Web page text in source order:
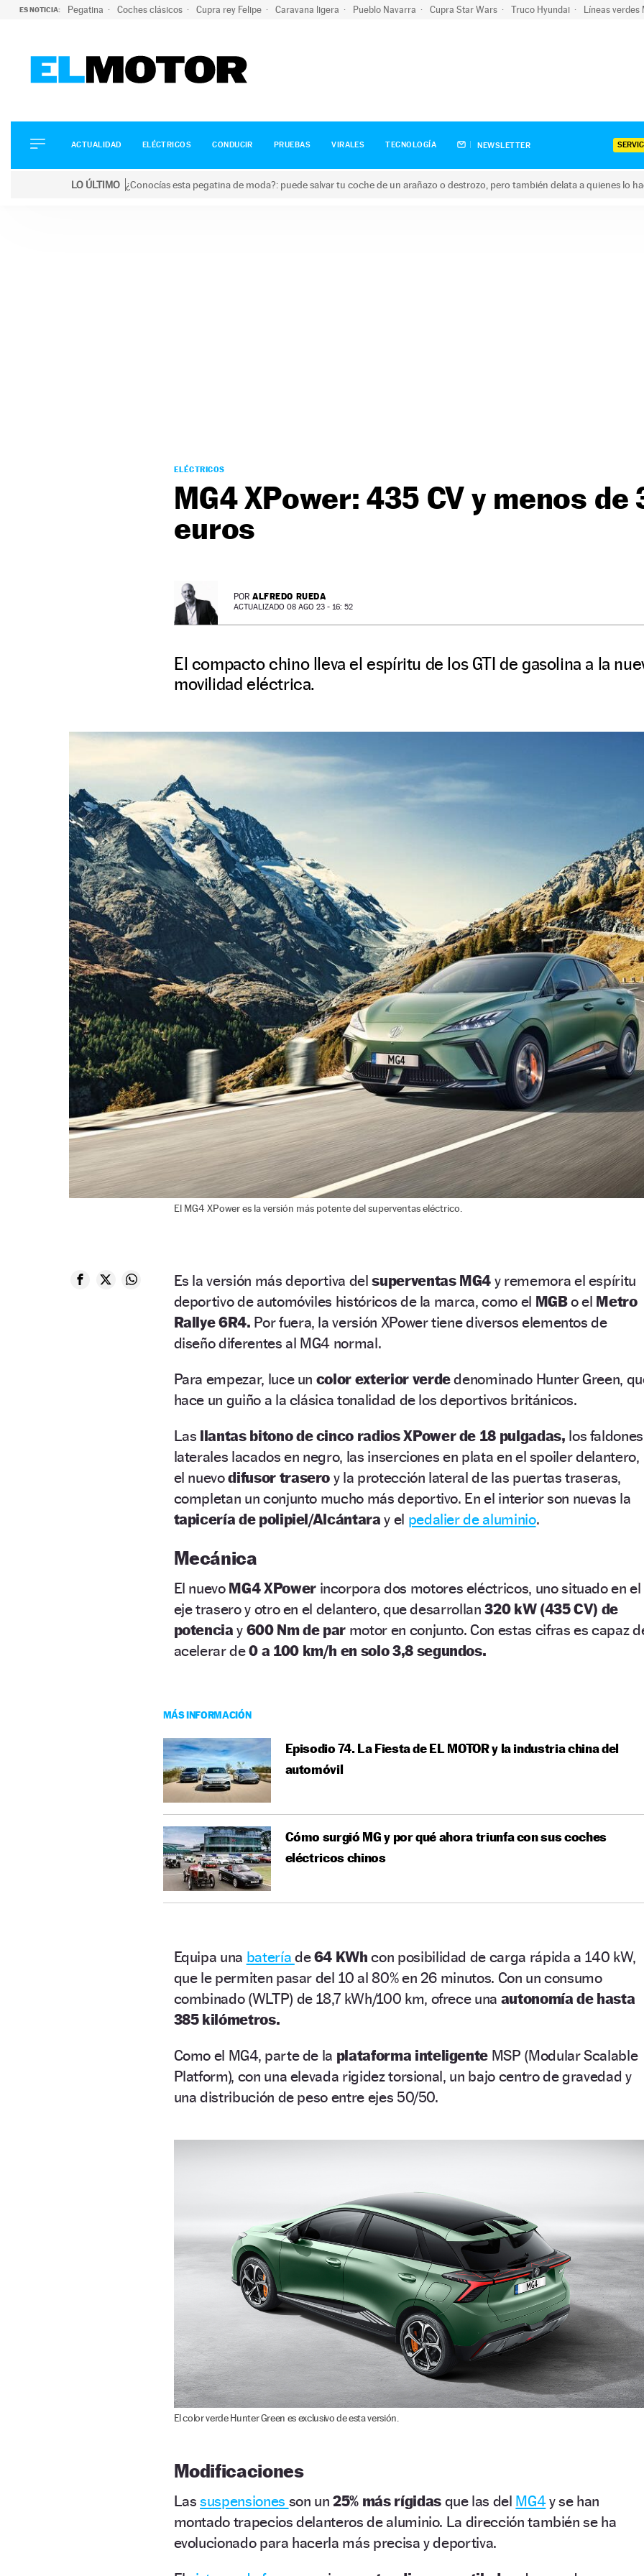
ES NOTICIA: Pegatina Coches clásicos Cupra rey Felipe Caravana ligera Pueblo Navarra Cupra Star Wars Truco Hyundai Líneas verdes
ELÉCTRICOS
CONDUCIR
ACTUALIDAD ELÉCTRICOS CONDUCIR PRUEBAS VIRALES TECNOLOGÍA NEWSLETTER
LO ÚLTIMO ¿Conocías esta pegatina de moda?: puede salvar tu coche de un arañazo o destrozo, pero también delata a quienes lo
ELÉCTRICOS
MG4 XPower: 435 CV y menos de
euros
POR ALFREDO RUEDA
ACTUALIZADO 08 AGO 23 - 16: 52
El compacto chino lleva el espíritu de los GTI de gasolina a la
movilidad eléctrica.
El MG4 XPower es la versión más potente del superventas eléctrico.
Es la versión más deportiva delsuperventas MG4 y rememora el espíritu
deportivo de automóviles históricos de la marca, como el MGBo el Metro
Rallye 6R4. Por fuera, la versión XPower tiene diversos elementos de
diseño diferentes al MG4 normal.
Para empezar, luce un color exterior verdedenominado Hunter Green,
hace un guiño a la clásica tonalidad de los deportivos británicos.
Las llantas bitono de cinco radios XPower de 18 pulgadas, los faldones
laterales lacados en negro, las inserciones en plata en el spoiler delantero,
el nuevodifusor trasero y la protección lateral de las puertas traseras,
completan un conjunto mucho más deportivo. En el interior son nuevas la
tapicería de polipiel/Alcántara y el pedalier de aluminio.
Mecánica
El nuevo MG4 XPowerincorpora dos motores eléctricos, uno situado en el
eje trasero y otro en el delantero, que desarrollan320 kW (435 CV) de
potenciay 600 Nm de par motor en conjunto. Con estas cifras es capaz
acelerar de0 a 100 km/h en solo 3,8 segundos.
MÁS INFORMACIÓN
Episodio 74. La Fiesta de EL MOTOR y la industria china del
automóvil
Cómo surgió MG y por qué ahora triunfa con sus coches
eléctricos chinos
Equipa una batería de64 KWhcon posibilidad de carga rápida a 140 kW,
que le permiten pasar del 10 al 80% en 26 minutos. Con un consumo
combinado (WLTP) de 18,7 kWh/100 km, ofrece una autonomía de hasta
385 kilómetros.
Como el MG4, parte de la plataforma inteligente MSP (Modular Scalable
Platform), con una elevada rigidez torsional, un bajo centro de gravedad y
una distribución de peso entre ejes 50/50.
El color verde Hunter Green es exclusivo de esta versión.
Modificaciones
Lassuspensiones son un25% más rígidas que las del MG4y se han
montado trapecios delanteros de aluminio. La dirección también se ha
evolucionado para hacerla más precisa y deportiva.